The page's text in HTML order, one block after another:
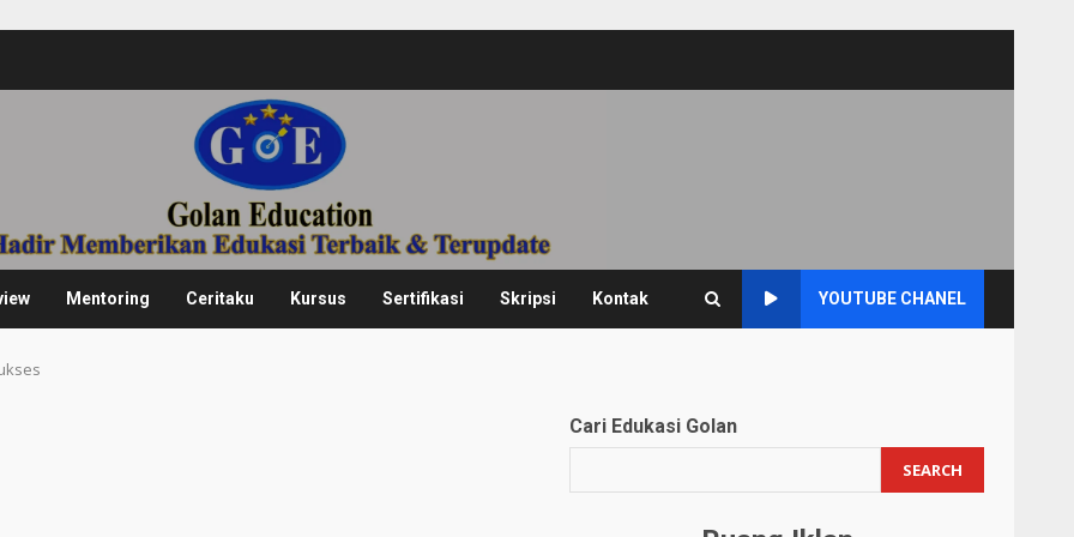
Mentoring Ceritaku Kursus Sertifikasi Skripsi Kontak YOUTUBE CHANEL
Cari Edukasi Golan
SEARCH